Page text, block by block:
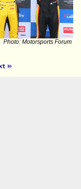
Photo: Motorsports Forum